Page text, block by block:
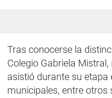
Tras conocerse la
Colegio Gabriela
asistió durante su etapa
municipales, entre otros